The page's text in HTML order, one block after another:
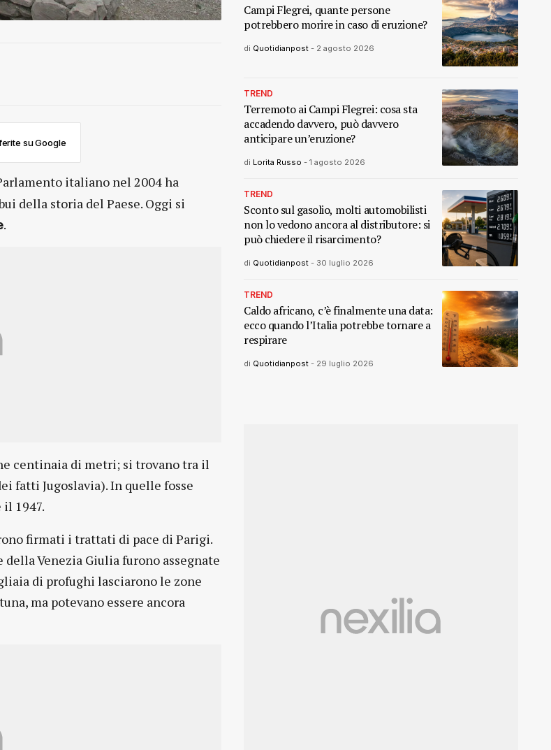
su Google
italiano nel 2004 ha
della storia del Paese. Oggi si
.
centinaia di metri; si trovano tra il
fatti Jugoslavia). In quelle fosse
1947.
firmati i trattati di pace di Parigi.
Venezia Giulia furono assegnate
di profughi lasciarono le zone
ma potevano essere ancora
Campi Flegrei, quante persone
potrebbero morire in caso di eruzione?
di Quotidianpost - 2 agosto 2026
TREND
Terremoto ai Campi Flegrei: cosa sta
accadendo davvero, può davvero
anticipare un’eruzione?
di Lorita Russo - 1 agosto 2026
TREND
Sconto sul gasolio, molti automobilisti
non lo vedono ancora al distributore: si
può chiedere il risarcimento?
di Quotidianpost - 30 luglio 2026
TREND
Caldo africano, c’è finalmente una data:
ecco quando l’Italia potrebbe tornare a
respirare
di Quotidianpost - 29 luglio 2026